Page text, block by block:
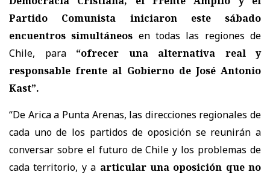
Partido Comunista iniciaron este sábado
encuentros simultáneos en todas las regiones de
Chile, para “ofrecer una alternativa real y
responsable frente al Gobierno de José Antonio
Kast”.
“De Arica a Punta Arenas, las direcciones regionales de
cada uno de los partidos de oposición se reunirán a
conversar sobre el futuro de Chile y los problemas de
cada territorio, y a articular una oposición que no